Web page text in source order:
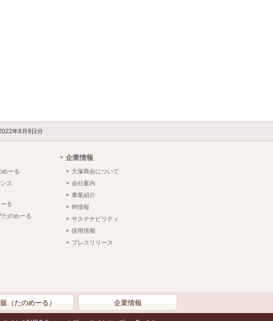
年8月9日分
めーる
ス
る
たのめーる
企業情報
大塚商会について
会社案内
事業紹介
IR情報
サステナビリティ
採用情報
プレスリリース
（たのめーる） 企業情報